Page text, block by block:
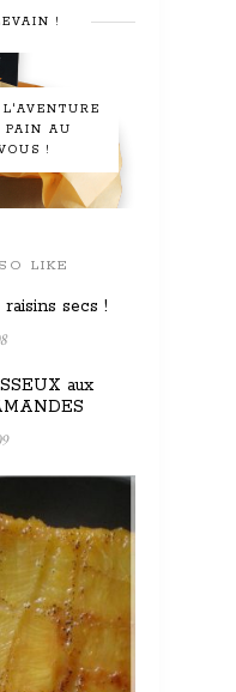
!
PAIN AU
!
LIKE
secs !
aux